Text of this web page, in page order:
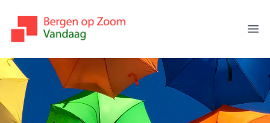
bergenopzoomvandaag.nl